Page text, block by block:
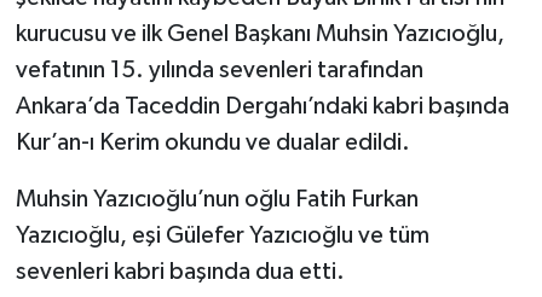
kurucusu ve ilk Genel Başkanı Muhsin Yazıcıoğlu,
vefatının 15. yılında sevenleri tarafından
Ankara’da Taceddin Dergahı’ndaki kabri başında
Kur’an-ı Kerim okundu ve dualar edildi.
Muhsin Yazıcıoğlu’nun oğlu Fatih Furkan
Yazıcıoğlu, eşi Gülefer Yazıcıoğlu ve tüm
sevenleri kabri başında dua etti.